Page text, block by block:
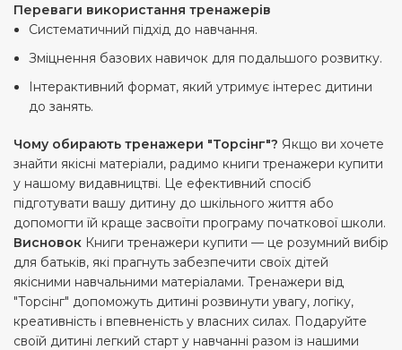
Переваги використання тренажерів
Систематичний підхід до навчання.
Зміцнення базових навичок для подальшого розвитку.
Інтерактивний формат, який утримує інтерес дитини
до занять.
Чому обирають тренажери "Торсінг"? Якщо ви хочете
знайти якісні матеріали, радимо книги тренажери купити
у нашому видавництві. Це ефективний спосіб
підготувати вашу дитину до шкільного життя або
допомогти їй краще засвоїти програму початкової школи.
Висновок Книги тренажери купити — це розумний вибір
для батьків, які прагнуть забезпечити своїх дітей
якісними навчальними матеріалами. Тренажери від
"Торсінг" допоможуть дитині розвинути увагу, логіку,
креативність і впевненість у власних силах. Подаруйте
своїй дитині легкий старт у навчанні разом із нашими